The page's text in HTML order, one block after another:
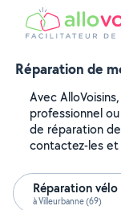
Réparation de
Avec
professionnel
de réparation
contactez-les
Réparation
à Villeurbanne (69)